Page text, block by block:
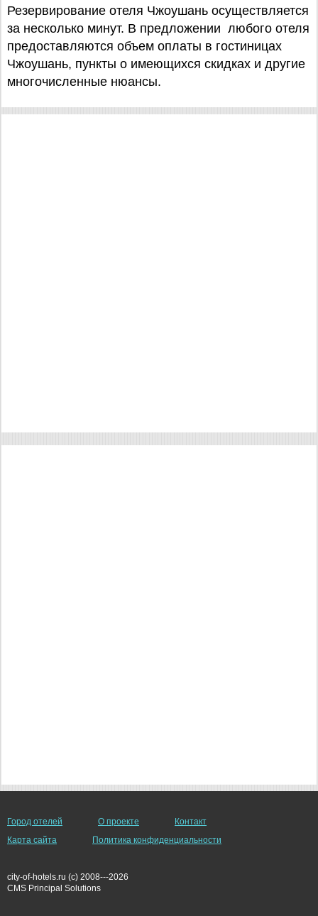
Резервирование отеля Чжоушань осуществляется
за несколько минут. В предложении любого отеля
предоставляются объем оплаты в гостиницах
Чжоушань, пункты о имеющихся скидках и другие
многочисленные нюансы.
Город отелей О проекте
Контакт
Карта сайта
Политика конфиденциальности
city-of-hotels.ru (c) 2008---2026
СMS Principal Solutions